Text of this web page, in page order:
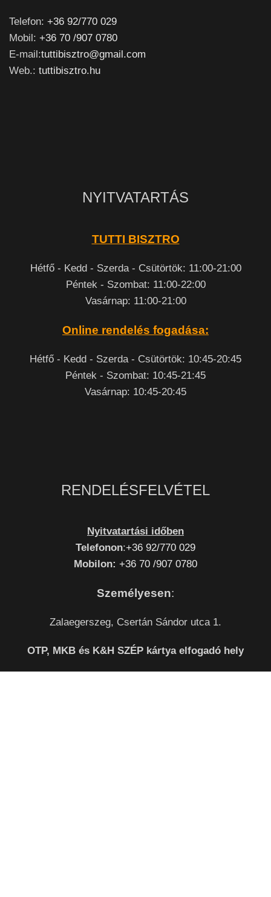
Telefon: +36 92/770 029
Mobil: +36 70 /907 0780
E-mail:tuttibisztro@gmail.com
Web.: tuttibisztro.hu
NYITVATARTÁS
TUTTI BISZTRO
Hétfő - Kedd - Szerda - Csütörtök: 11:00-21:00
Péntek - Szombat: 11:00-22:00
Vasárnap: 11:00-21:00
Online rendelés fogadása:
Hétfő - Kedd - Szerda - Csütörtök: 10:45-20:45
Péntek - Szombat: 10:45-21:45
Vasárnap: 10:45-20:45
RENDELÉSFELVÉTEL
Nyitvatartási időben
Telefonon:+36 92/770 029
Mobilon: +36 70 /907 0780
Személyesen:
Zalaegerszeg, Csertán Sándor utca 1.
OTP, MKB és K&H SZÉP kártya elfogadó hely